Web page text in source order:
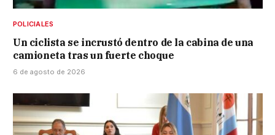
POLICIALES
Un ciclista se incrustó dentro de la cabina de una
camioneta tras un fuerte choque
6 de agosto de 2026